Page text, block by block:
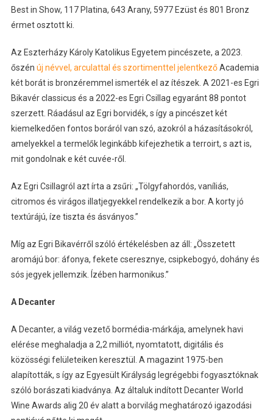
Best in Show, 117 Platina, 643 Arany, 5977 Ezüst és 801 Bronz
érmet osztott ki.
Az Eszterházy Károly Katolikus Egyetem pincészete, a 2023.
őszén új névvel, arculattal és szortimenttel jelentkezőAcademia
két borát is bronzéremmel ismerték el az ítészek. A 2021-es Egri
Bikavér classicus és a 2022-es Egri Csillag egyaránt 88 pontot
szerzett. Ráadásul az Egri borvidék, s így a pincészet két
kiemelkedően fontos boráról van szó, azokról a házasításokról,
amelyekkel a termelők leginkább kifejezhetik a terroirt, s azt is,
mit gondolnak e két cuvée-ről.
Az Egri Csillagról azt írta a zsűri: „Tölgyfahordós, vaníliás,
citromos és virágos illatjegyekkel rendelkezik a bor. A korty jó
textúrájú, íze tiszta és ásványos.”
Míg az Egri Bikavérről szóló értékelésben az áll: „Összetett
aromájú bor: áfonya, fekete cseresznye, csipkebogyó, dohány és
sós jegyek jellemzik. Ízében harmonikus.”
A Decanter
A Decanter, a világ vezető bormédia-márkája, amelynek havi
elérése meghaladja a 2,2 milliót, nyomtatott, digitális és
közösségi felületeiken keresztül. A magazint 1975-ben
alapították, s így az Egyesült Királyság legrégebbi fogyasztóknak
szóló borászati ​​kiadványa. Az általuk indított Decanter World
Wine Awards alig 20 év alatt a borvilág meghatározó igazodási